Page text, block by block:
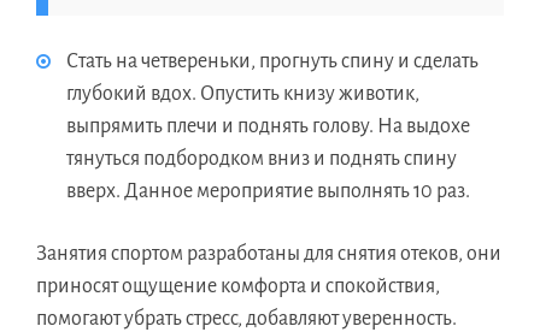
Стать на четвереньки, прогнуть спину и сделать
глубокий вдох. Опустить книзу животик,
выпрямить плечи и поднять голову. На выдохе
тянуться подбородком вниз и поднять спину
вверх. Данное мероприятие выполнять 10 раз.
Занятия спортом разработаны для снятия отеков, они
приносят ощущение комфорта и спокойствия,
помогают убрать стресс, добавляют уверенность.